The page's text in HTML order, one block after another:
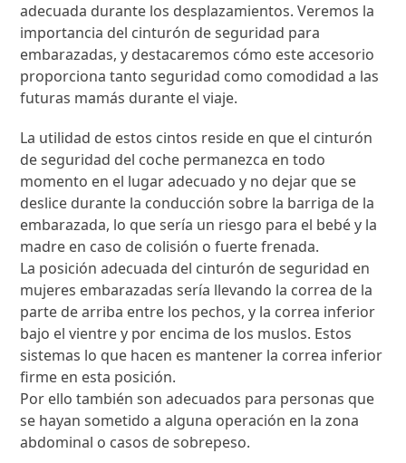
adecuada durante los desplazamientos. Veremos la
importancia del cinturón de seguridad para
embarazadas, y destacaremos cómo este accesorio
proporciona tanto seguridad como comodidad a las
futuras mamás durante el viaje.
La utilidad de estos cintos reside en que el cinturón
de seguridad del coche permanezca en todo
momento en el lugar adecuado y no dejar que se
deslice durante la conducción sobre la barriga de la
embarazada, lo que sería un riesgo para el bebé y la
madre en caso de colisión o fuerte frenada.
La posición adecuada del cinturón de seguridad en
mujeres embarazadas sería llevando la correa de la
parte de arriba entre los pechos, y la correa inferior
bajo el vientre y por encima de los muslos. Estos
sistemas lo que hacen es mantener la correa inferior
firme en esta posición.
Por ello también son adecuados para personas que
se hayan sometido a alguna operación en la zona
abdominal o casos de sobrepeso.